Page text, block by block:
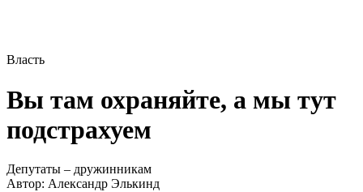
Власть
Вы там охраняйте, а мы тут
подстрахуем
Депутаты – дружинникам
Автор: Александр Элькинд